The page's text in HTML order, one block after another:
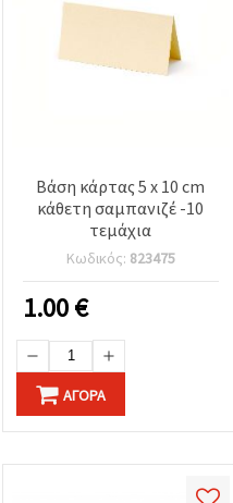
Βάση κάρτας 5 x 10 cm
κάθετη σαμπανιζέ -10
τεμάχια
Κωδικός: 823475
1.00€
ΑΓΟΡΆ